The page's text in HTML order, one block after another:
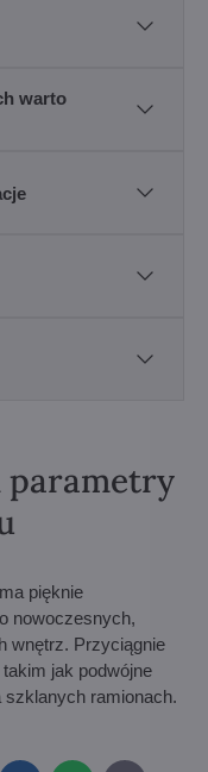
warto
parametry
pięknie
nowoczesnych,
wnętrz. Przyciągnie
jak podwójne
szklanych ramionach.